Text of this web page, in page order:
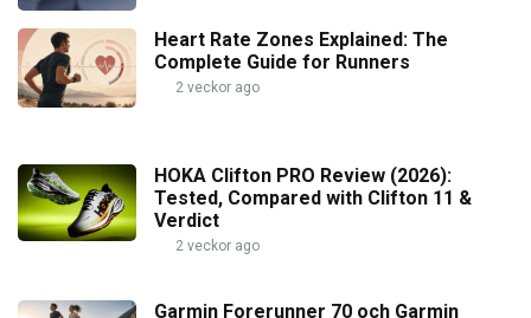
Heart Rate Zones Explained: The
Complete Guide for Runners
2 veckor ago
HOKA Clifton PRO Review (2026):
Tested, Compared with Clifton 11 &
Verdict
2 veckor ago
Garmin Forerunner 70 och Garmin